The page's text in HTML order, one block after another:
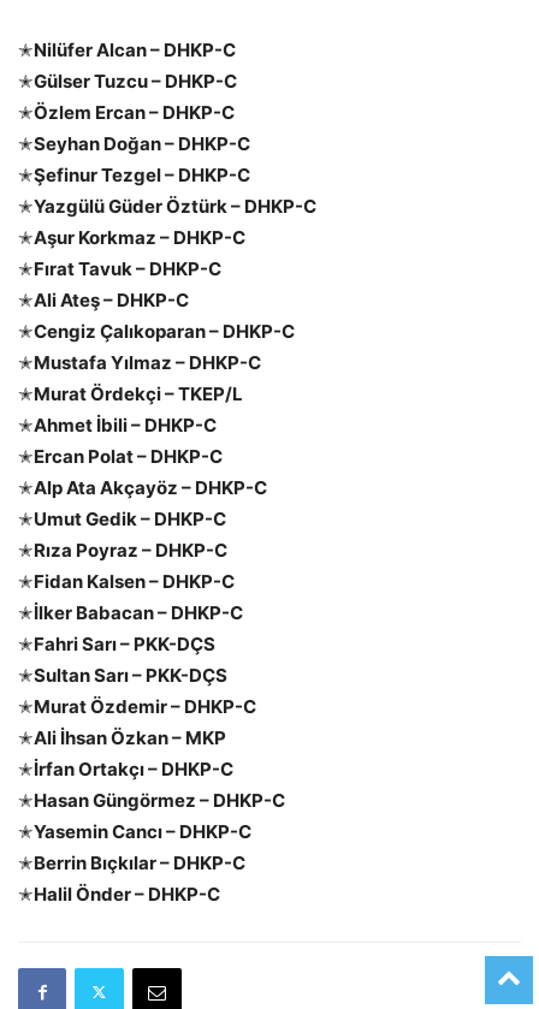
✭Nilüfer Alcan – DHKP-C
✭Gülser Tuzcu – DHKP-C
✭Özlem Ercan – DHKP-C
✭Seyhan Doğan – DHKP-C
✭Şefinur Tezgel – DHKP-C
✭Yazgülü Güder Öztürk – DHKP-C
✭Aşur Korkmaz – DHKP-C
✭Fırat Tavuk – DHKP-C
✭Ali Ateş – DHKP-C
✭Cengiz Çalıkoparan – DHKP-C
✭Mustafa Yılmaz – DHKP-C
✭Murat Ördekçi – TKEP/L
✭Ahmet İbili – DHKP-C
✭Ercan Polat – DHKP-C
✭Alp Ata Akçayöz – DHKP-C
✭Umut Gedik – DHKP-C
✭Rıza Poyraz – DHKP-C
✭Fidan Kalsen – DHKP-C
✭İlker Babacan – DHKP-C
✭Fahri Sarı – PKK-DÇS
✭Sultan Sarı – PKK-DÇS
✭Murat Özdemir – DHKP-C
✭Ali İhsan Özkan – MKP
✭İrfan Ortakçı – DHKP-C
✭Hasan Güngörmez – DHKP-C
✭Yasemin Cancı – DHKP-C
✭Berrin Bıçkılar – DHKP-C
✭Halil Önder – DHKP-C